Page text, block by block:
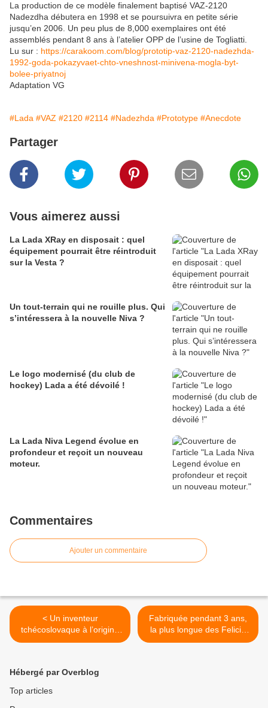
La production de ce modèle finalement baptisé VAZ-2120
Nadezdha débutera en 1998 et se poursuivra en petite série
jusqu’en 2006. Un peu plus de 8,000 exemplaires ont été
assemblés pendant 8 ans à l’atelier OPP de l’usine de Togliatti.
Lu sur : https://carakoom.com/blog/prototip-vaz-2120-nadezhda-
1992-goda-pokazyvaet-chto-vneshnost-minivena-mogla-byt-
bolee-priyatnoj
Adaptation VG
#Lada #VAZ #2120 #2114 #Nadezhda #Prototype #Anecdote
Partager
Vous aimerez aussi
La Lada XRay en disposait : quel
équipement pourrait être réintroduit
sur la Vesta ?
Un tout-terrain qui ne rouille plus. Qui
s’intéressera à la nouvelle Niva ?
Le logo modernisé (du club de
hockey) Lada a été dévoilé !
La Lada Niva Legend évolue en
profondeur et reçoit un nouveau
moteur.
Commentaires
Ajouter un commentaire
< Un inventeur
tchécoslovaque à l’origine
de l’étonnant Rotoped.
Fabriquée pendant 3 ans,
la plus longue des Felicia
n’était pas une Skoda. >
Hébergé par Overblog
Top articles